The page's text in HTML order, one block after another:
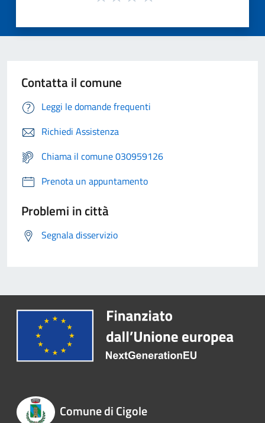
Contatta il comune
Leggi le domande frequenti
Richiedi Assistenza
Chiama il comune 030959126
Prenota un appuntamento
Problemi in città
Segnala disservizio
Comune di Cigole